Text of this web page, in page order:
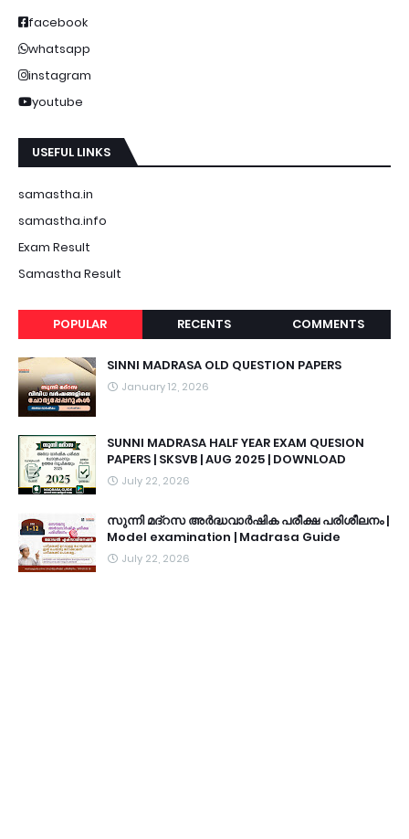
facebook
whatsapp
instagram
youtube
USEFUL LINKS
samastha.in
samastha.info
Exam Result
Samastha Result
POPULAR RECENTS COMMENTS
SINNI MADRASA OLD QUESTION PAPERS
January 12, 2026
SUNNI MADRASA HALF YEAR EXAM QUESION
PAPERS | SKSVB | AUG 2025 | DOWNLOAD
July 22, 2026
സുന്നി മദ്റസ അർദ്ധവാർഷിക പരീക്ഷ പരിശീലനം |
Model examination | Madrasa Guide
July 22, 2026